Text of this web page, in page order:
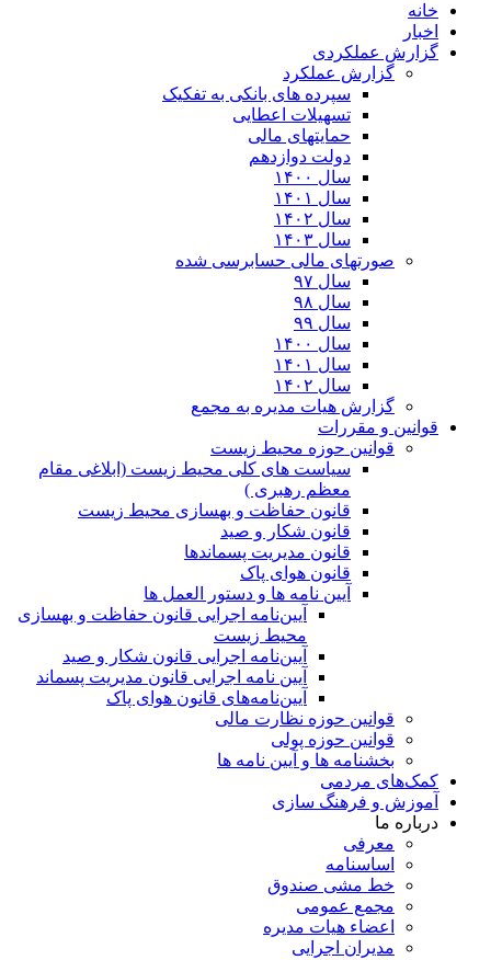
خانه
اخبار
گزارش عملکردی
گزارش عملکرد
سپرده های بانکی به تفکیک
تسهیلات اعطایی
حمایتهای مالی
دولت دوازدهم
سال ۱۴۰۰
سال ۱۴۰۱
سال ۱۴۰۲
سال ۱۴۰۳
صورتهای مالی حسابرسی شده
سال ۹۷
سال ۹۸
سال ۹۹
سال ۱۴۰۰
سال ۱۴۰۱
سال ۱۴۰۲
گزارش هیات مدیره به مجمع
قوانین و مقررات
قوانین حوزه محیط زیست
ﺳﯿﺎﺳﺖ ﻫﺎی ﮐﻠﯽ ﻣﺤﯿﻂ زﯾﺴﺖ (ابلاغی مقام
معظم رهبری )
قانون حفاظت و بهسازی محیط زیست
قانون شکار و صید
قانون مدیریت پسماندها
قانون هوای پاک
آیین نامه ها و دستور العمل ها
آیین‌نامه اجرایی قانون حفاظت و بهسازی
محیط زیست
آیین‌نامه اجرایی قانون شکار و صید
آیین نامه اجرایی قانون مدیریت پسماند
آیین‌نامه‌های قانون هوای پاک
قوانین حوزه نظارت مالی
قوانین حوزه پولی
بخشنامه ها و آیین نامه ها
کمک‌های مردمی
آموزش و فرهنگ سازی
درباره ما
معرفی
اساسنامه
خط مشی صندوق
مجمع عمومی
اعضاء هیات مدیره
مدیران اجرایی